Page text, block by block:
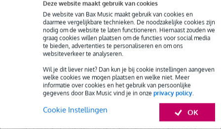
Deze website maakt gebruik van cookies
De website van Bax Music maakt gebruik van cookies en
daarmee vergelijkbare technieken. De noodzakelijke cookies zijn
nodig om de website te laten functioneren. Hiernaast zouden we
graag cookies willen plaatsen om de functies voor social media
te bieden, advertenties te personaliseren en om ons
websiteverkeer te analyseren.
Wil je dit liever niet? Dan kun je bij cookie instellingen aangeven
welke cookies we mogen plaatsen en welke niet. Meer
informatie over cookies en het gebruik van persoonlijke
gegevens door Bax Music vind je in onze privacy policy.
OK
Cookie Instellingen
een familielid of vriend
gevraagd om live muziek
te verzorgen tijdens een
huwelijk. En wie weet
was dit zo’n succes dat je hebt besloten dit
professioneel aan te gaan pakken. Aangezien
steeds meer bruidsparen voor live muziek kiezen
tijdens het ja-woord, kan je tijdens het
trouwseizoen veel geboekt worden. Gastblogger
Kevin Okkema, van Wedding Tunes, geeft je tips